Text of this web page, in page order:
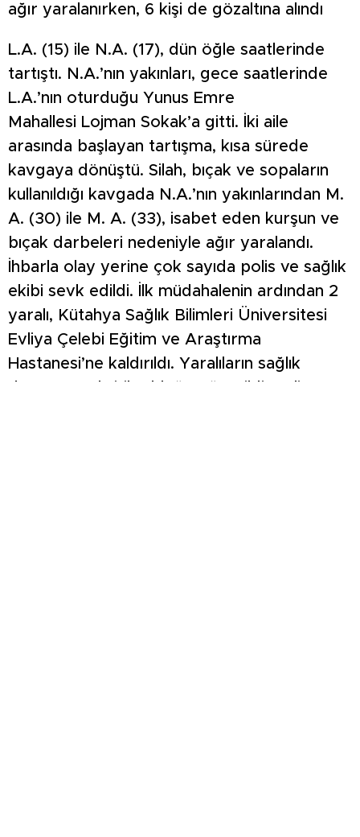
ağır yaralanırken, 6 kişi de gözaltına alındı
L.A. (15) ile N.A. (17), dün öğle saatlerinde
tartıştı. N.A.’nın yakınları, gece saatlerinde
L.A.’nın oturduğu Yunus Emre
Mahallesi Lojman Sokak’a gitti. İki aile
arasında başlayan tartışma, kısa sürede
kavgaya dönüştü. Silah, bıçak ve sopaların
kullanıldığı kavgada N.A.’nın yakınlarından M.
A. (30) ile M. A. (33), isabet eden kurşun ve
bıçak darbeleri nedeniyle ağır yaralandı.
İhbarla olay yerine çok sayıda polis ve sağlık
ekibi sevk edildi. İlk müdahalenin ardından 2
yaralı, Kütahya Sağlık Bilimleri Üniversitesi
Evliya Çelebi Eğitim ve Araştırma
Hastanesi’ne kaldırıldı. Yaralıların sağlık